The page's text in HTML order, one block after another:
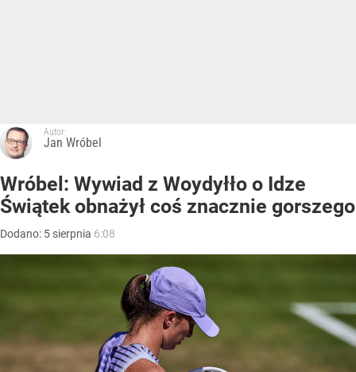
Autor:
Jan Wróbel
Wróbel: Wywiad z Woydyłło o Idze
Świątek obnażył coś znacznie gorszego
Dodano: 5 sierpnia 6:08